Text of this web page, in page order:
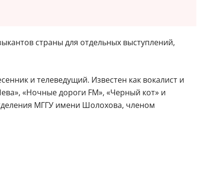
страны для отдельных выступлений,
и телеведущий. Известен как вокалист и
«Ночные дороги FM», «Черный кот» и
МГГУ имени Шолохова, членом